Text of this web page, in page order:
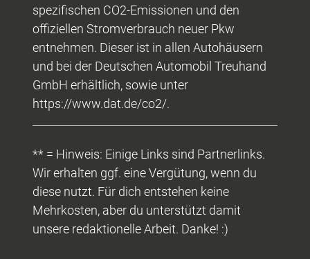
spezifischen CO2-Emissionen und den
offiziellen Stromverbrauch neuer Pkw
entnehmen. Dieser ist in allen Autohäusern
und bei der Deutschen Automobil Treuhand
GmbH erhältlich, sowie unter
https://www.dat.de/co2/.
** = Hinweis: Einige Links sind Partnerlinks.
Wir erhalten ggf. eine Vergütung, wenn du
diese nutzt. Für dich entstehen keine
Mehrkosten, aber du unterstützt damit
unsere redaktionelle Arbeit. Danke! :)